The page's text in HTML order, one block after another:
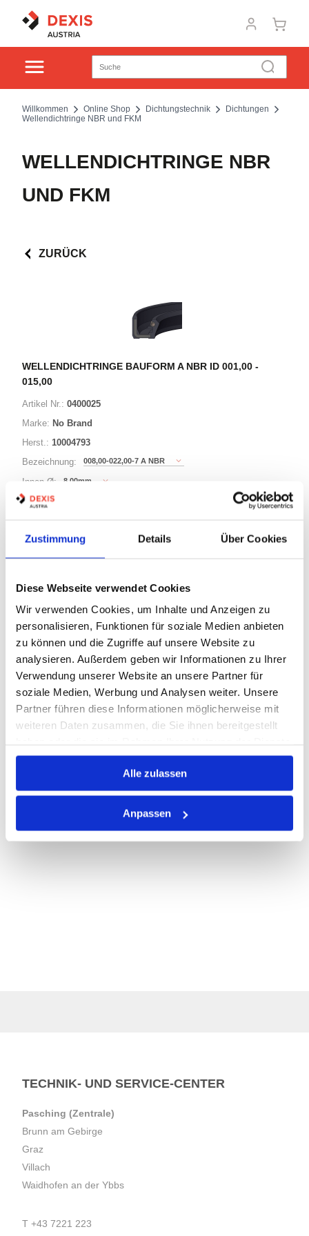
Zustimmung Details Über Cookies
Diese Webseite verwendet Cookies
Wir verwenden Cookies, um Inhalte und Anzeigen zu
personalisieren, Funktionen für soziale Medien anbieten
zu können und die Zugriffe auf unsere Website zu
analysieren. Außerdem geben wir Informationen zu Ihrer
Verwendung unserer Website an unsere Partner für
soziale Medien, Werbung und Analysen weiter. Unsere
Partner führen diese Informationen möglicherweise mit
weiteren Daten zusammen, die Sie ihnen bereitgestellt
gesammelt haben.
Alle zulassen
Anpassen
Willkommen Online Shop Dichtungstechnik
Dichtungen
Wellendichtringe NBR und FKM
WELLENDICHTRINGE NBR
UND FKM
ZURÜCK
WELLENDICHTRINGE BAUFORM A NBR ID 001,00 -
015,00
Artikel Nr.: 0400025
Marke: No Brand
Herst.: 10004793
Bezeichnung:
008,00-022,00-7 A NBR
Innen Ø: 8,00mm
Außen Ø:
STK Warenkorb
Auf Lager
Print
PRODUKTBESCHREIBUNG
TECHNIK- UND SERVICE-CENTER
Pasching (Zentrale)
Brunn am Gebirge
Graz
Villach
Waidhofen an der Ybbs
T +43 7221 223